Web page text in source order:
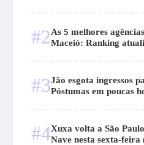
#2As 5 melhores
Maceió: Ranking
#3Jão esgota ingressos
Póstumas em poucas
#4Xuxa volta a São
Nave nesta sexta-feira